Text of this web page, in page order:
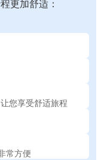
更加舒适：
您享受舒适旅程
常方便